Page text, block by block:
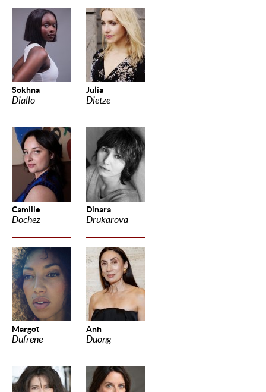
Sokhna
Diallo
Julia
Dietze
Camille
Dochez
Dinara
Drukarova
Margot
Dufrene
Anh
Duong